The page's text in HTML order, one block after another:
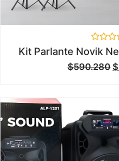
Valorado
en
0
de
Kit Parlante Novik
$590.280 $